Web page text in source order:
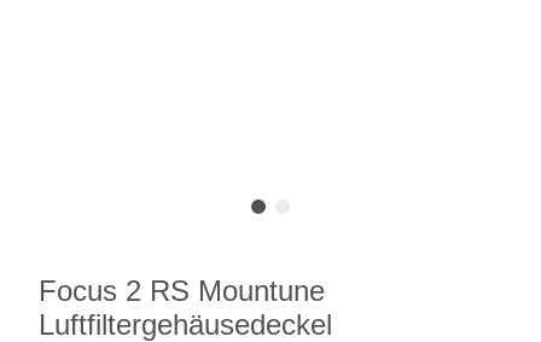
Focus 2 RS Mountune
Luftfiltergehäusedeckel